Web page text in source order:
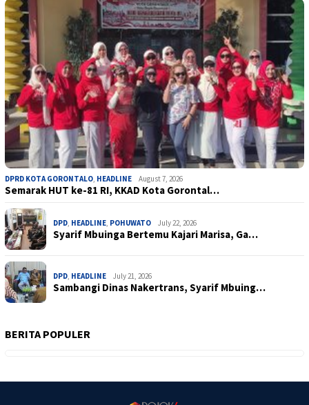
DPRD KOTA GORONTALO, HEADLINE August 7, 2026
Semarak HUT ke-81 RI, KKAD Kota Gorontal…
DPD, HEADLINE, POHUWATO July 22, 2026
Syarif Mbuinga Bertemu Kajari Marisa, Ga…
DPD, HEADLINE July 21, 2026
Sambangi Dinas Nakertrans, Syarif Mbuing…
BERITA POPULER